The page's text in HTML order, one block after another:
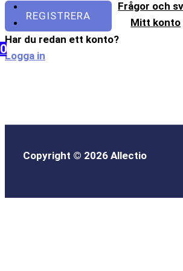
Frågor och
Mitt konto
0
REGISTRERA
Har du redan ett konto?
Logga in
Copyright © 2026 Allectio